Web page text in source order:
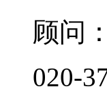
顾问
020-